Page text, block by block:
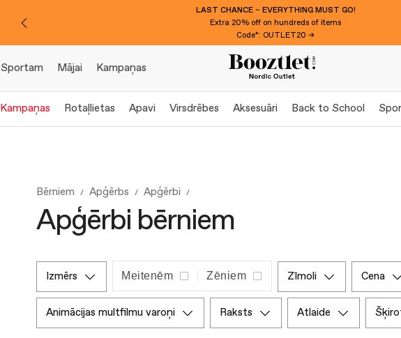
LAST CHANCE – EVERYTHING MUST GO!
Extra 20% off on hundreds of items
Code*: OUTLET20 →
Sportam Mājai Kampaņas
Kampaņas Rotaļlietas Apavi Virsdrēbes Aksesuāri Back to School
Bērniem Apģērbs Apģērbi
Apģērbi bērniem
izmērs Meitenēm Zēniem zīmoli cena
animācijas multfilmu varoņi raksts atlaide